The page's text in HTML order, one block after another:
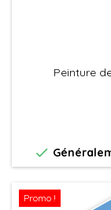
Peinture

Promo !